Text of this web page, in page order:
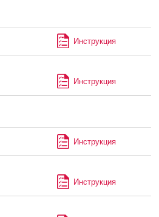
Инструкция
Инструкция
Инструкция
Инструкция